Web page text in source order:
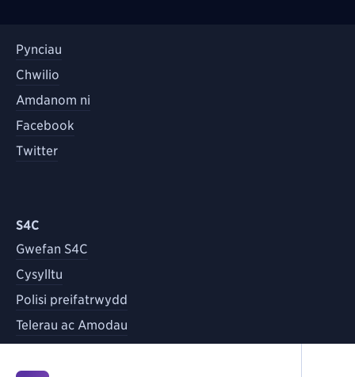
Pynciau
Chwilio
Amdanom ni
Facebook
Twitter
S4C
Gwefan S4C
Cysylltu
Polisi preifatrwydd
Telerau ac Amodau